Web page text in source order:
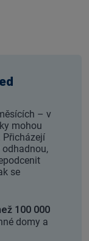
– v
mohou
Přicházejí
odhadnou,
se
100 000
domy a